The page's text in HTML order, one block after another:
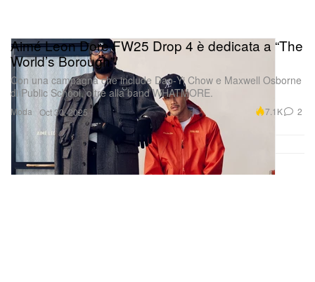
Moda
Aimé Leon Dore FW25 Drop 4 è dedicata a “The
World’s Borough”
Con una campagna che include Dao‑Yi Chow e Maxwell Osborne
di Public School, oltre alla band WHATMORE.
Oct 30, 2025 7.1K 2